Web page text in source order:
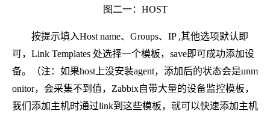
图二一：HOST
按提示填入Host name、Groups、IP ,其他选项默认即
可，Link Templates 处选择一个模板，save即可成功添加设
备。（注：如果host上没安装agent，添加后的状态会是unm
onitor，会采集不到值，Zabbix自带大量的设备监控模板，
我们添加主机时通过link到这些模板，就可以快速添加主机